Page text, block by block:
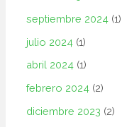
septiembre 2024 (1)
julio 2024 (1)
abril 2024 (1)
febrero 2024 (2)
diciembre 2023 (2)